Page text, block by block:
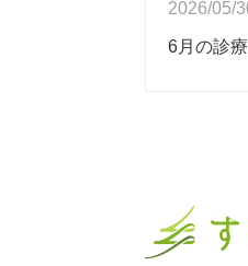
2026/05/
6月の診